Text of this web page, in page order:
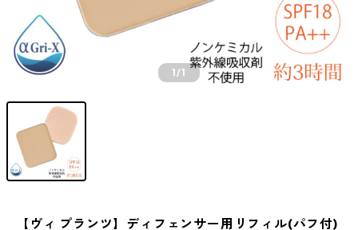
1/1
【ヴィ プランツ】ディフェンサー用リフィル(パフ付)